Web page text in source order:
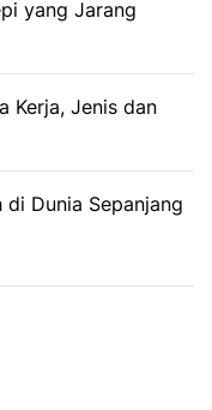
yang Jarang
Kerja, Jenis dan
di Dunia Sepanjang